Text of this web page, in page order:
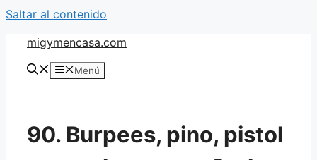
Saltar al contenido
migymencasa.com
Menú
90. Burpees, pino, pistol